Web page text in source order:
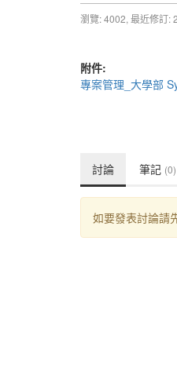
瀏覽: 4002, 最近修訂:
附件:
專案管理_大學部
討論 筆記 (0)
如要發表討論請